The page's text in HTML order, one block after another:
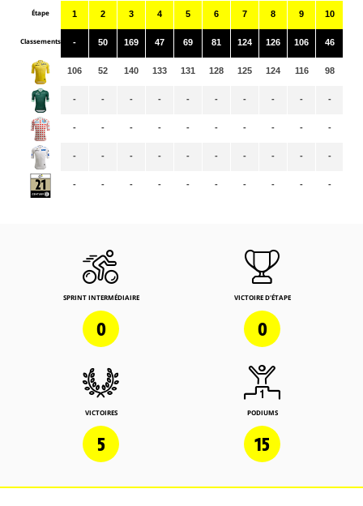
Étape
Classements
1
-
106
-
-
-
-
2
50
52
-
-
-
-
3
169
140
-
-
-
-
4
47
133
-
-
-
-
5
69
131
-
-
-
-
6
81
128
-
-
-
-
7
124
125
-
-
-
-
8
126
124
-
-
-
-
9
106
116
-
-
-
-
10
46
98
-
-
-
-
SPRINT INTERMÉDIAIRE
0
VICTOIRE D'ÉTAPE
0
VICTOIRES
5
PODIUMS
15